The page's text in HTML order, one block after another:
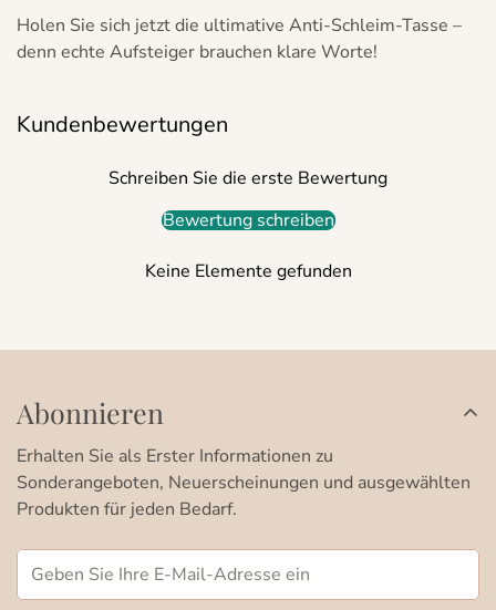
Holen Sie sich jetzt die ultimative Anti-Schleim-Tasse –
denn echte Aufsteiger brauchen klare Worte!
Kundenbewertungen
Schreiben Sie die erste Bewertung
Bewertung schreiben
Keine Elemente gefunden
Abonnieren
Erhalten Sie als Erster Informationen zu
Sonderangeboten, Neuerscheinungen und ausgewählten
Produkten für jeden Bedarf.